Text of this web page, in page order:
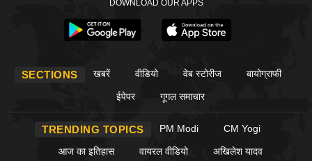
DOWNLOAD OUR APPS
SECTIONS खबरें वीडियो वेब स्टोरीज बायोग्राफी
ईपेपर गूगल समाचार
TRENDING TOPICS PM Modi CM Yogi
आज का इतिहास वायरल वीडियो अखिलेश यादव